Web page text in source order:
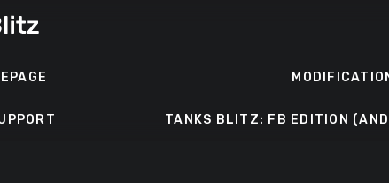
TANKS BLITZ: FB EDITION